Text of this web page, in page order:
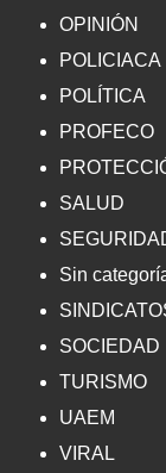
OPINIÓN
POLICIACA
POLÍTICA
PROFECO
SALUD
Sin
SOCIEDAD
TURISMO
UAEM
VIRAL